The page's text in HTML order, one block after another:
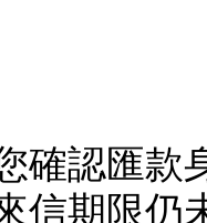
確認匯款
信期限仍